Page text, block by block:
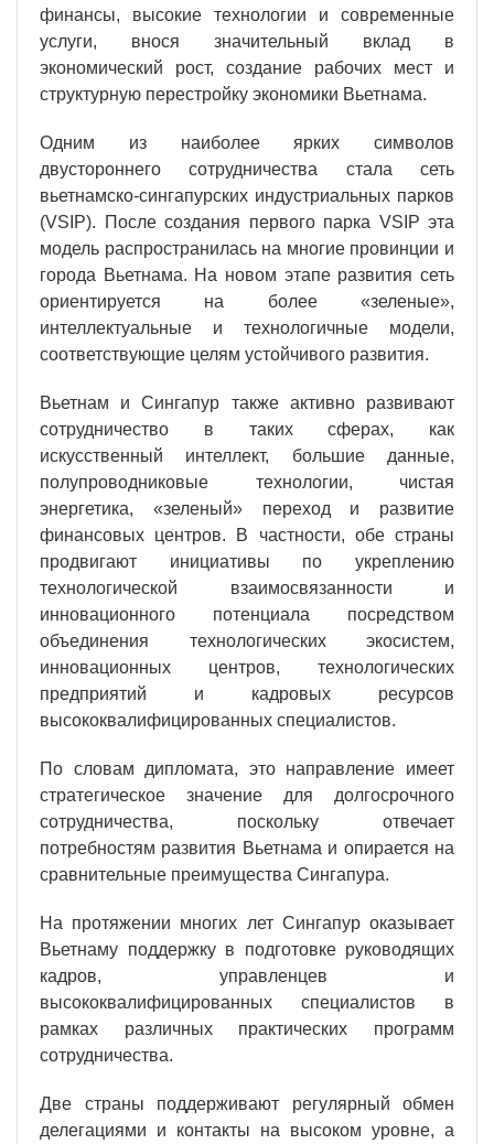
финансы, высокие технологии и современные
услуги, внося значительный вклад в
экономический рост, создание рабочих мест и
структурную перестройку экономики Вьетнама.
Одним из наиболее ярких символов
двустороннего сотрудничества стала сеть
вьетнамско-сингапурских индустриальных парков
(VSIP). После создания первого парка VSIP эта
модель распространилась на многие провинции и
города Вьетнама. На новом этапе развития сеть
ориентируется на более «зеленые»,
интеллектуальные и технологичные модели,
соответствующие целям устойчивого развития.
Вьетнам и Сингапур также активно развивают
сотрудничество в таких сферах, как
искусственный интеллект, большие данные,
полупроводниковые технологии, чистая
энергетика, «зеленый» переход и развитие
финансовых центров. В частности, обе страны
продвигают инициативы по укреплению
технологической взаимосвязанности и
инновационного потенциала посредством
объединения технологических экосистем,
инновационных центров, технологических
предприятий и кадровых ресурсов
высококвалифицированных специалистов.
По словам дипломата, это направление имеет
стратегическое значение для долгосрочного
сотрудничества, поскольку отвечает
потребностям развития Вьетнама и опирается на
сравнительные преимущества Сингапура.
На протяжении многих лет Сингапур оказывает
Вьетнаму поддержку в подготовке руководящих
кадров, управленцев и
высококвалифицированных специалистов в
рамках различных практических программ
сотрудничества.
Две страны поддерживают регулярный обмен
делегациями и контакты на высоком уровне, а